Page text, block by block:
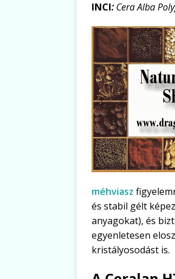
INCI:Cera Alba
méhviasz
és stabil gélt
anyagokat), és
egyenletesen
kristályosodást is.